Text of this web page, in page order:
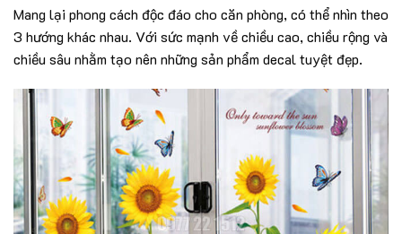
Mang lại phong cách độc đáo cho căn phòng, có thể nhìn theo
3 hướng khác nhau. Với sức mạnh về chiều cao, chiều rộng và
chiều sâu nhằm tạo nên những sản phẩm decal tuyệt đẹp.